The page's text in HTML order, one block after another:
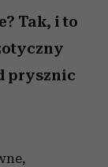
Tak, i to
prysznic